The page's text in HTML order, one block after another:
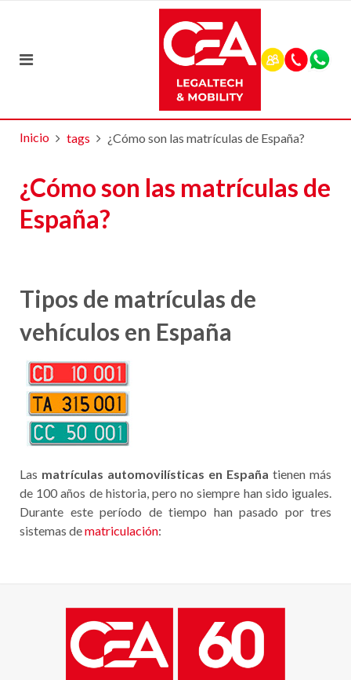
Inicio tags ¿Cómo son las matrículas de España?
¿Cómo son las matrículas de
España?
Tipos de matrículas de
vehículos en España
Las matrículas automovilísticas en España tienen más
de 100 años de historia, pero no siempre han sido iguales.
Durante este período de tiempo han pasado por tres
sistemas dematriculación: